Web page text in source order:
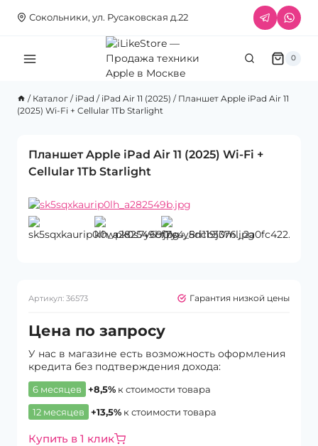
Сокольники, ул. Русаковская д.22
0
/ Каталог / iPad / iPad Air 11 (2025) / Планшет Apple iPad Air 11
(2025) Wi-Fi + Cellular 1Tb Starlight
Планшет Apple iPad Air 11 (2025) Wi-Fi +
Cellular 1Tb Starlight
Артикул: 36573 Гарантия низкой цены
Цена по запросу
У нас в магазине есть возможность оформления
кредита без подтверждения дохода:
6 месяцев +8,5% к стоимости товара
12 месяцев
+13,5% к стоимости товара
Купить в 1 клик